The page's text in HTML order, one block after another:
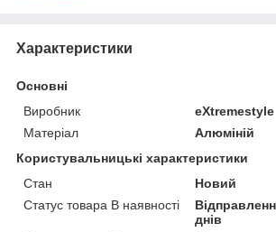
Характеристики
Основні
Виробник
eXtremestyle
Матеріал
Алюміній
Користувальницькі характеристики
Стан
Новий
Статус товара В наявності
днів